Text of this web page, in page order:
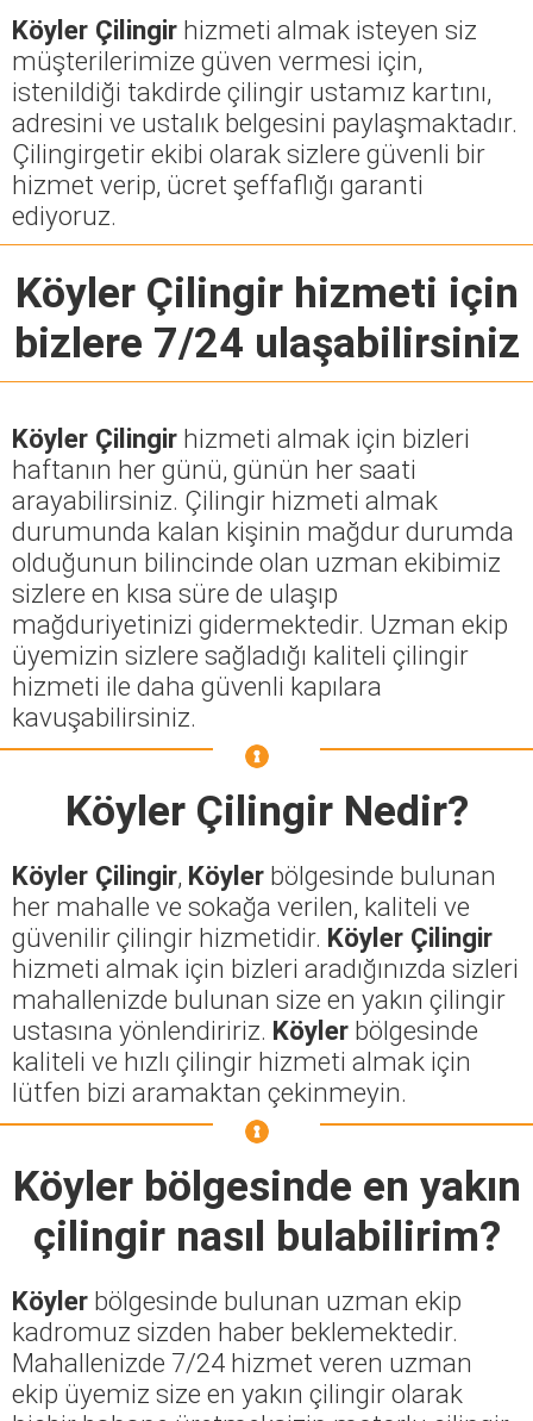
Köyler Çilingir hizmeti almak isteyen siz
müşterilerimize güven vermesi için,
istenildiği takdirde çilingir ustamız kartını,
adresini ve ustalık belgesini paylaşmaktadır.
Çilingirgetir ekibi olarak sizlere güvenli bir
hizmet verip, ücret şeffaflığı garanti
ediyoruz.
Köyler Çilingirhizmeti için
bizlere 7/24 ulaşabilirsiniz
Köyler Çilingir hizmeti almak için bizleri
haftanın her günü, günün her saati
arayabilirsiniz. Çilingir hizmeti almak
durumunda kalan kişinin mağdur durumda
olduğunun bilincinde olan uzman ekibimiz
sizlere en kısa süre de ulaşıp
mağduriyetinizi gidermektedir. Uzman ekip
üyemizin sizlere sağladığı kaliteli çilingir
hizmeti ile daha güvenli kapılara
kavuşabilirsiniz.
Köyler ÇilingirNedir?
Köyler Çilingir, Köyler bölgesinde bulunan
her mahalle ve sokağa verilen, kaliteli ve
güvenilir çilingir hizmetidir. Köyler Çilingir
hizmeti almak için bizleri aradığınızda sizleri
mahallenizde bulunan size en yakın çilingir
ustasına yönlendiririz. Köyler bölgesinde
kaliteli ve hızlı çilingir hizmeti almak için
lütfen bizi aramaktan çekinmeyin.
Köylerbölgesinde en yakın
çilingir nasıl bulabilirim?
Köyler bölgesinde bulunan uzman ekip
kadromuz sizden haber beklemektedir.
Mahallenizde 7/24 hizmet veren uzman
ekip üyemiz size en yakın çilingir olarak